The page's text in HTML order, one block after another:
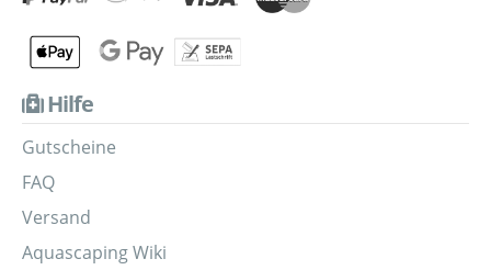
Hilfe
Gutscheine
FAQ
Versand
Aquascaping Wiki